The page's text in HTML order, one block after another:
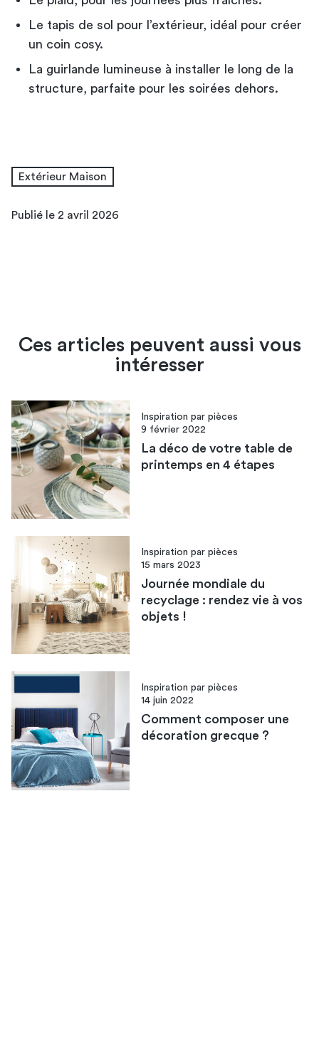
Le tapis de sol pour l’extérieur, idéal pour créer
un coin cosy.
La guirlande lumineuse à installer le long de la
structure, parfaite pour les soirées dehors.
Extérieur Maison
Publié le 2 avril 2026
Ces articles peuvent aussi vous
intéresser
Inspiration par pièces
9 février 2022
La déco de votre table de
printemps en 4 étapes
Inspiration par pièces
15 mars 2023
Journée mondiale du
recyclage : rendez vie à vos
objets !
Inspiration par pièces
14 juin 2022
Comment composer une
décoration grecque ?